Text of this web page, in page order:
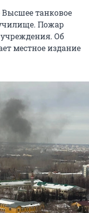
Высшее танковое
Пожар
Об
местное издание